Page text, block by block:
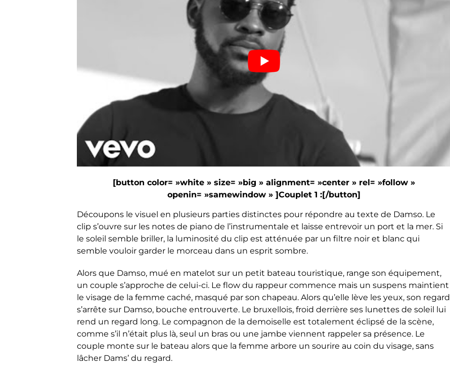
[button color= »white » size= »big » alignment= »center » rel= »follow »
openin= »samewindow » ]Couplet 1 :[/button]
Découpons le visuel en plusieurs parties distinctes pour répondre au texte de Damso. Le
clip s’ouvre sur les notes de piano de l’instrumentale et laisse entrevoir un port et la mer. Si
le soleil semble briller, la luminosité du clip est atténuée par un filtre noir et blanc qui
semble vouloir garder le morceau dans un esprit sombre.
Alors que Damso, mué en matelot sur un petit bateau touristique, range son équipement,
un couple s’approche de celui-ci. Le flow du rappeur commence mais un suspens maintient
le visage de la femme caché, masqué par son chapeau. Alors qu’elle lève les yeux, son regard
s’arrête sur Damso, bouche entrouverte. Le bruxellois, froid derrière ses lunettes de soleil lui
rend un regard long. Le compagnon de la demoiselle est totalement éclipsé de la scène,
comme s’il n’était plus là, seul un bras ou une jambe viennent rappeler sa présence. Le
couple monte sur le bateau alors que la femme arbore un sourire au coin du visage, sans
lâcher Dams’ du regard.